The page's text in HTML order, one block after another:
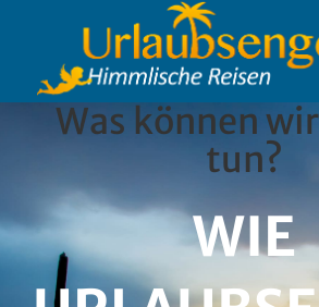
springen
Was können
tun?
WIE